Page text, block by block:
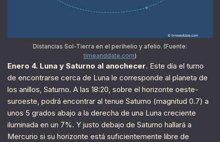
Distancias Sol-Tierra en el perihelio y afelio. (Fuente:
timeanddate.com)
Enero 4. Luna y Saturno al anochecer. Este día el turno
de encontrarse cerca de Luna le corresponde al planeta de
los anillos, Saturno. A las 18:20, sobre el horizonte oeste-
suroeste, podrá encontrar al tenue Saturno (magnitud 0.7) a
unos 5 grados abajo a la derecha de una Luna creciente
iluminada en un 7%. Y justo debajo de Saturno hallará a
Mercurio si su horizonte está suficientemente libre de